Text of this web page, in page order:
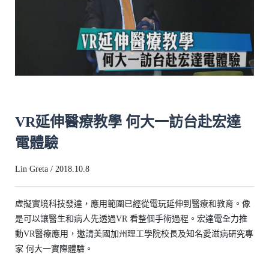
VR延伸醫療教學 何大一訪台赴宏達
電體驗
Lin Greta / 2018.10.8
虛擬實境科技發達，應用範圍已經從電玩延伸到醫療和教育。像
是可以讓醫生和病人先透過VR 看整個手術過程。宏達電全力推
動VR醫療應用，邀請美國加州理工學院校長及知名愛滋病研究專
家 何大一實際體驗。